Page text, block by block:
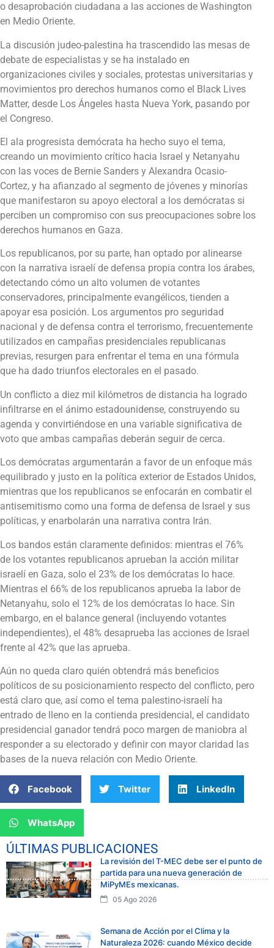
o desaprobación ciudadana a las acciones de Washington
en Medio Oriente.
La discusión judeo-palestina ha trascendido las mesas de
debate de especialistas y se ha instalado en
organizaciones civiles y sociales, protestas universitarias y
movimientos pro derechos humanos como el Black Lives
Matter, desde Los Ángeles hasta Nueva York, pasando por
el Congreso.
El ala progresista demócrata ha hecho suyo el tema,
creando un movimiento crítico hacia Israel y Netanyahu
con las voces de Bernie Sanders y Alexandra Ocasio-
Cortez, y ha afianzado al segmento de jóvenes y minorías
que manifestaron su apoyo electoral a los demócratas si
perciben un compromiso con sus preocupaciones sobre los
derechos humanos en Gaza.
Los republicanos, por su parte, han optado por alinearse
con la narrativa israelí de defensa propia contra los árabes,
detectando cómo un alto volumen de votantes
conservadores, principalmente evangélicos, tienden a
apoyar esa posición. Los argumentos pro seguridad
nacional y de defensa contra el terrorismo, frecuentemente
utilizados en campañas presidenciales republicanas
previas, resurgen para enfrentar el tema en una fórmula
que ha dado triunfos electorales en el pasado.
Un conflicto a diez mil kilómetros de distancia ha logrado
infiltrarse en el ánimo estadounidense, construyendo su
agenda y convirtiéndose en una variable significativa de
voto que ambas campañas deberán seguir de cerca.
Los demócratas argumentarán a favor de un enfoque más
equilibrado y justo en la política exterior de Estados Unidos,
mientras que los republicanos se enfocarán en combatir el
antisemitismo como una forma de defensa de Israel y sus
políticas, y enarbolarán una narrativa contra Irán.
Los bandos están claramente definidos: mientras el 76%
de los votantes republicanos aprueban la acción militar
israelí en Gaza, solo el 23% de los demócratas lo hace.
Mientras el 66% de los republicanos aprueba la labor de
Netanyahu, solo el 12% de los demócratas lo hace. Sin
embargo, en el balance general (incluyendo votantes
independientes), el 48% desaprueba las acciones de Israel
frente al 42% que las aprueba.
Aún no queda claro quién obtendrá más beneficios
políticos de su posicionamiento respecto del conflicto, pero
está claro que, así como el tema palestino-israelí ha
entrado de lleno en la contienda presidencial, el candidato
presidencial ganador tendrá poco margen de maniobra al
responder a su electorado y definir con mayor claridad las
bases de la nueva relación con Medio Oriente.
Facebook Twitter LinkedIn
WhatsApp
ÚLTIMAS PUBLICACIONES
La revisión del T-MEC debe ser el punto de
partida para una nueva generación de
MiPyMEs mexicanas.
05 Ago 2026
Semana de Acción por el Clima y la
Naturaleza 2026: cuando México decide